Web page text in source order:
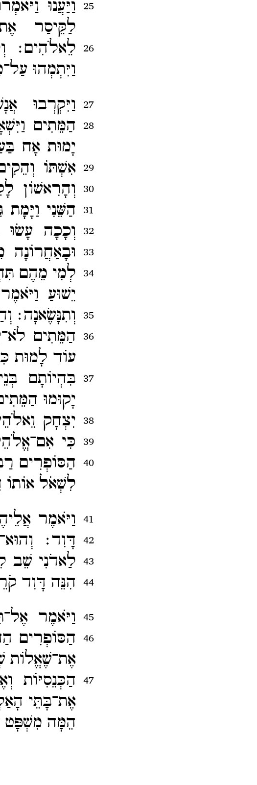
וַיַּעֲנוּ 25
לַקֵּיסַר
לֵאלֹהִים׃ 26
וַיִּתְמְהוּ
27 וַיִּקְרְבוּ
הַמֵּתִים 28
יָמוּת אָח
אִשְׁתּוֹ 29
וְהָרִאשׁוֹן 30
הַשֵּׁנִי וַיָּמָת 31
וְכָכָה עָשֹוּ 32
וּבָאַחֲרוֹנָה 33
לְמִי מֵהֶם 34
יֵשׁוּעַ
וְתִנָּשֶׂאנָה׃ 35
הַמֵּתִים 36
עוֹד לָמוּת
בִּהְיוֹתָם 37
יָקוּמוּ
יִצְחָק 38
כִּי 39
הַסּוֹפְרִים 40
לִשְׁאֹל אוֹתוֹ
41 וַיֹּאמֶר
דָּוִד׃ 42
לַאדֹנִי שֵׁב 43
44 הִנֵּה דָּוִד
45 וַיֹּאמֶר
46 הַסּוֹפְרִים
אֶת־​שֶׁאֱלוֹת
הַכְּנֵסִיּוֹת 47
אֶת־​בָּתֵּי
הֵמָּה מִשְׁפָּט